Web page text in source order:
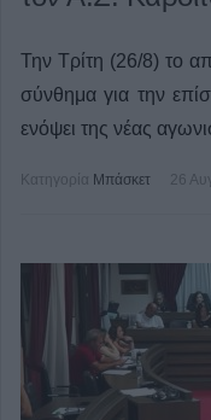
Την Τρίτη (26/8) το
σύνθημα για την
ενόψει της νέας
Κατηγορία Μπάσκετ 26